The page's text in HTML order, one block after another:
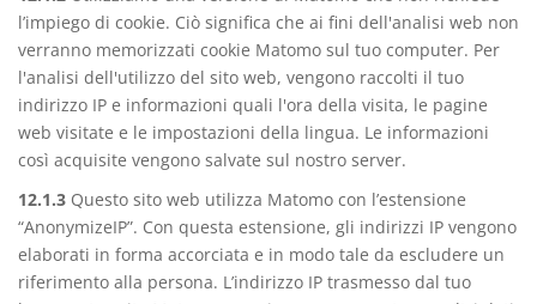
l’impiego di cookie. Ciò significa che ai fini dell'analisi web non
verranno memorizzati cookie Matomo sul tuo computer. Per
l'analisi dell'utilizzo del sito web, vengono raccolti il tuo
indirizzo IP e informazioni quali l'ora della visita, le pagine
web visitate e le impostazioni della lingua. Le informazioni
così acquisite vengono salvate sul nostro server.
12.1.3 Questo sito web utilizza Matomo con l’estensione
“AnonymizeIP”. Con questa estensione, gli indirizzi IP vengono
elaborati in forma accorciata e in modo tale da escludere un
riferimento alla persona. L’indirizzo IP trasmesso dal tuo